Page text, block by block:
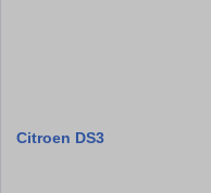
Citroen DS3